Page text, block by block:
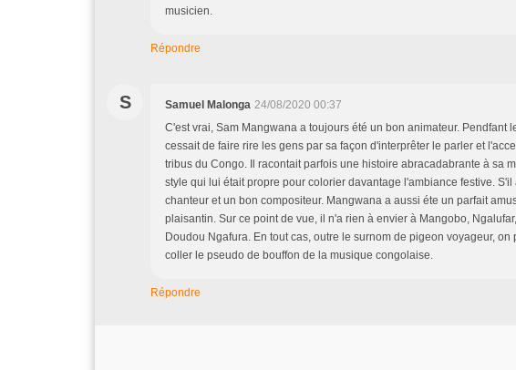
musicien.
Répondre
S Samuel Malonga 24/08/2020 00:37
C'est vrai, Sam Mangwana a toujours été un bon animateur. Pendfant
cessait de faire rire les gens par sa façon d'interprêter le parler et
tribus du Congo. Il racontait parfois une histoire abracadabrante à sa
style qui lui était propre pour colorier davantage l'ambiance festive. S'il
chanteur et un bon compositeur. Mangwana a aussi éte un parfait
plaisantin. Sur ce point de vue, il n'a rien à envier à Mangobo,
Doudou Ngafura. En tout cas, outre le surnom de pigeon voyageur, on
coller le pseudo de bouffon de la musique congolaise.
Répondre